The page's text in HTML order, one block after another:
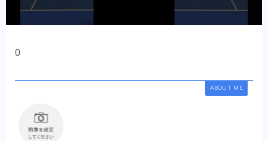
0
ABOUT ME